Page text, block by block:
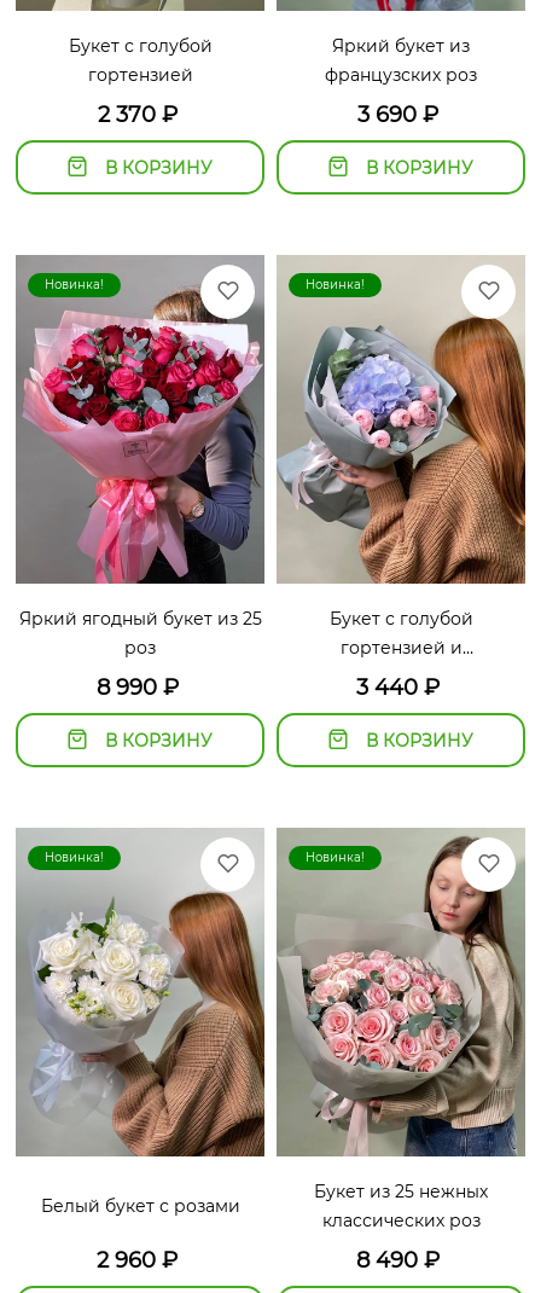
Букет с голубой
гортензией
2 370₽
В КОРЗИНУ
Яркий букет из
французских роз
3 690 ₽
В КОРЗИНУ
Новинка!
Яркий ягодный букет из 25
роз
8 990₽
В КОРЗИНУ
Новинка!
Букет с голубой
гортензией и
пионовидными розами
3 440 ₽
В КОРЗИНУ
Новинка!
Белый букет с розами
2 960 ₽
Новинка!
Букет из 25 нежных
классических роз
8 490 ₽